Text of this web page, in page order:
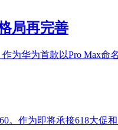
局再完善
为华为首款以Pro Max命
作为即将承接618大促